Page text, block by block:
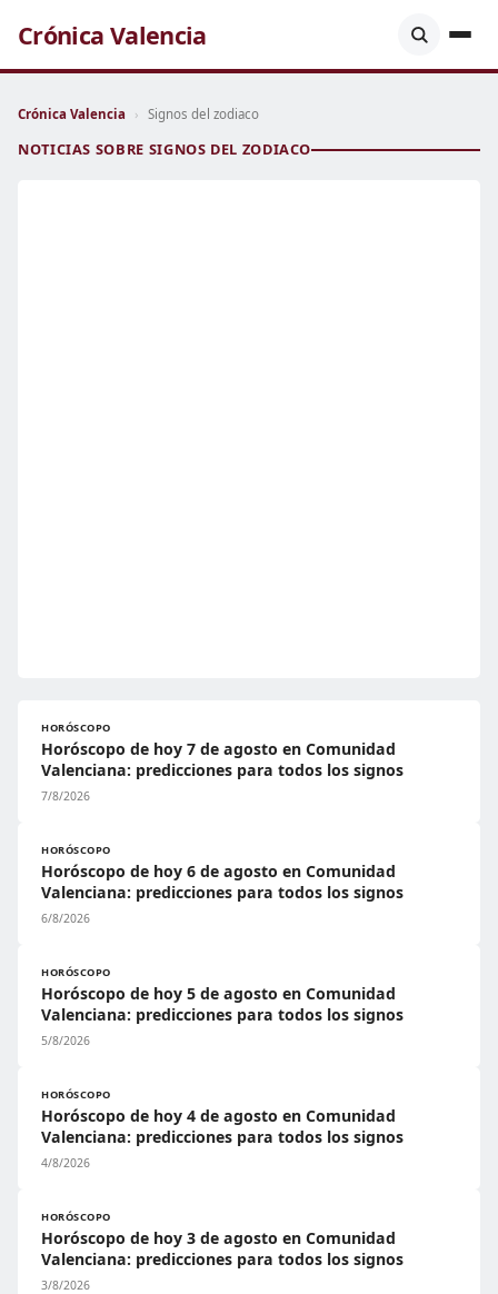
Crónica Valencia
Crónica Valencia › Signos del zodiaco
NOTICIAS SOBRE SIGNOS DEL ZODIACO
HORÓSCOPO
Horóscopo de hoy 7 de agosto en Comunidad
Valenciana: predicciones para todos los signos
7/8/2026
HORÓSCOPO
Horóscopo de hoy 6 de agosto en Comunidad
Valenciana: predicciones para todos los signos
6/8/2026
HORÓSCOPO
Horóscopo de hoy 5 de agosto en Comunidad
Valenciana: predicciones para todos los signos
5/8/2026
HORÓSCOPO
Horóscopo de hoy 4 de agosto en Comunidad
Valenciana: predicciones para todos los signos
4/8/2026
HORÓSCOPO
Horóscopo de hoy 3 de agosto en Comunidad
Valenciana: predicciones para todos los signos
3/8/2026